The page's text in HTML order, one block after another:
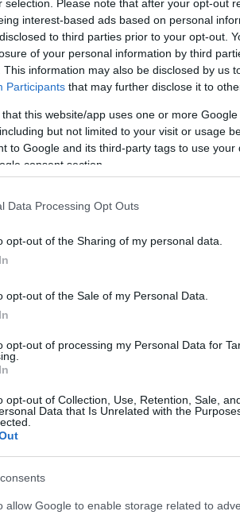
selection. Please note that after your opt-out
interest-based ads based on personal
to third parties prior to your opt-out.
of your personal information by third
This information may also be disclosed by us
Participants that may further disclose it to
that this website/app uses one or more
but not limited to your visit or usage
to Google and its third-party tags to use
consent section.
Data Processing Opt Outs
opt-out of the Sharing of my personal data.
opt-out of the Sale of my Personal Data.
opt-out of processing my Personal Data for
opt-out of Collection, Use, Retention, Sale,
Data that Is Unrelated with the
allow Google to enable storage related to
και τη βελτίωση της αναλογίας HDL/LDL, το CS1
ΤΟ BODYFACE ΣΟΥ
Διαθέσιμο